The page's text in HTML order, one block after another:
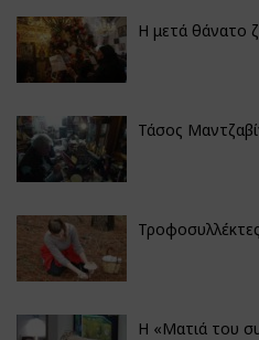
Η μετά θάνατο
Τάσος
H «Ματιά του